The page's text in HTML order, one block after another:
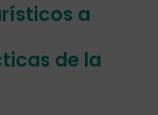
a
de la